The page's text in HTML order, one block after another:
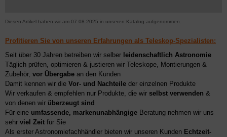
Diesen Artikel haben wir am 07.08.2025 in unseren Katalog aufgenommen.
Profitieren Sie von unseren Erfahrungen als Teleskop-Spezialisten:
Seit über 30 Jahren betreiben wir selber leidenschaftlich Astronomie
Täglich prüfen, optimieren & justieren wir Teleskope, Montierungen &
Zubehör, vor Übergabe an den Kunden
Damit kennen wir die Vor- und Nachteile der einzelnen Produkte
Wir verkaufen & empfehlen nur Produkte, die wir selbst verwenden &
von denen wir überzeugt sind
Für eine umfassende, markenunabhängige Beratung nehmen wir uns
sehr viel Zeit für Sie
Als erster Astronomiefachhändler bieten wir unseren Kunden Echtzeit-